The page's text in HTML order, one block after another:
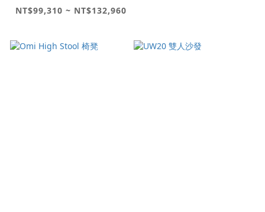
NT$99,310 ~ NT$132,960